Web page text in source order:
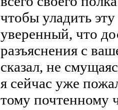
чтобы уладить
уверенный, что
разъяснения с
сказал, не
я сейчас уже
тому почтенному